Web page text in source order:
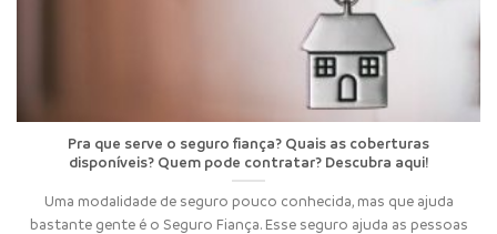
Pra que serve o seguro fiança? Quais as coberturas
disponíveis? Quem pode contratar? Descubra aqui!
Uma modalidade de seguro pouco conhecida, mas que ajuda
bastante gente é o Seguro Fiança. Esse seguro ajuda as pessoas